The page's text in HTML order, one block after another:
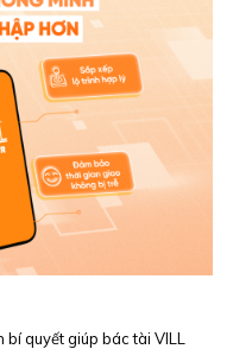
bí quyết giúp bác tài VILL